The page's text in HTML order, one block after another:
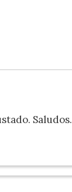
Saludos.